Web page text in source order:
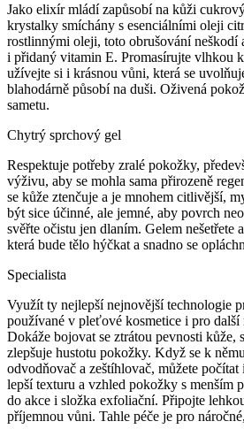
Jako elixír mládí zapůsobí na kůži
krystalky smíchány s esenciálními oleji
rostlinnými oleji, toto obrušování
i přidaný vitamin E. Promasírujte vlhkou
užívejte si i krásnou vůni, která se
blahodárně působí na duši. Oživená
sametu.
Chytrý sprchový gel
Respektuje potřeby zralé pokožky,
výživu, aby se mohla sama přirozeně
se kůže ztenčuje a je mnohem citlivější,
být sice účinné, ale jemné, aby povrch
svěřte očistu jen dlaním. Gelem nešetřete
která bude tělo hýčkat a snadno se
Specialista
Využít ty nejlepší nejnovější technologie
používané v pleťové kosmetice i pro
Dokáže bojovat se ztrátou pevnosti kůže,
zlepšuje hustotu pokožky. Když se k
odvodňovač a zeštíhlovač, můžete
lepší texturu a vzhled pokožky s menším
do akce i složka exfoliační. Připojte
příjemnou vůni. Tahle péče je pro